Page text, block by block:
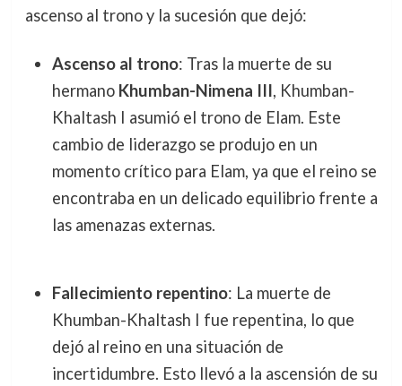
ascenso al trono y la sucesión que dejó:
Ascenso al trono: Tras la muerte de su
hermano Khumban-Nimena III, Khumban-
Khaltash I asumió el trono de Elam. Este
cambio de liderazgo se produjo en un
momento crítico para Elam, ya que el reino se
encontraba en un delicado equilibrio frente a
las amenazas externas.
Fallecimiento repentino: La muerte de
Khumban-Khaltash I fue repentina, lo que
dejó al reino en una situación de
incertidumbre. Esto llevó a la ascensión de su